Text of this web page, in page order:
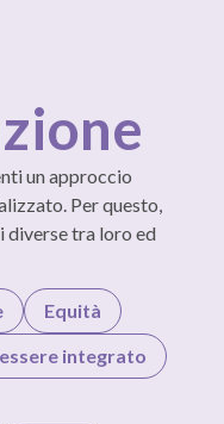
un approccio
Per questo,
diverse tra loro ed
Equità
integrato